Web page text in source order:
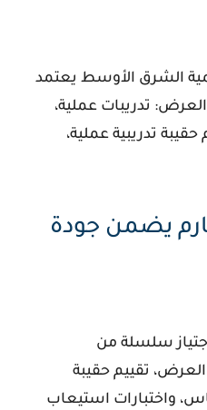
الشرق الأوسط يعتمد
تدريبات عملية،
تدريبية عملية،
يضمن جودة
سلسلة من
العرض، تقييم حقيبة
واختبارات استيعاب